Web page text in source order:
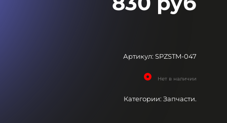
Артикул: SPZSTM-047
Нет в наличии
Категории: Запчасти.